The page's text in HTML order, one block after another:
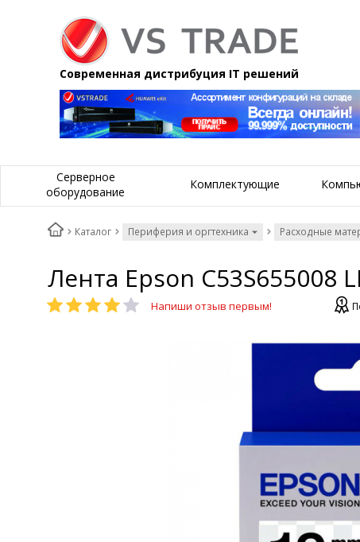
Современная дистрибуция IT решений
Серверное
оборудование
Комплектующие
Каталог Периферия и оргтехника Расходные
Лента Epson C53S655008
Напиши отзыв первым!